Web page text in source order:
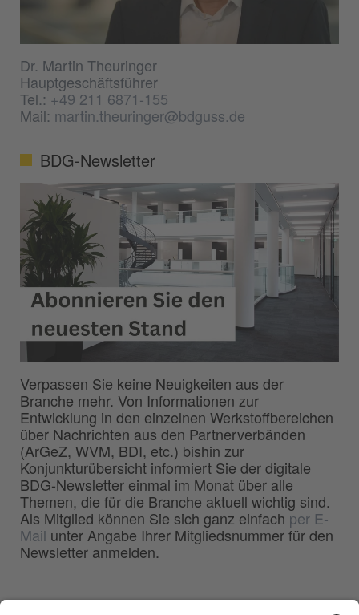
Dr. Martin Theuringer
Hauptgeschäftsführer
Tel.:+49 211 6871-155
Mail: martin.theuringer@bdguss.de
BDG-Newsletter
Verpassen Sie keine Neuigkeiten aus der
Branche mehr. Von Informationen zur
Entwicklung in den einzelnen Werkstoffbereichen
über Nachrichten aus den Partnerverbänden
(ArGeZ, WVM, BDI, etc.) bishin zur
Konjunkturübersicht informiert Sie der digitale
BDG-Newsletter einmal im Monat über alle
Themen, die für die Branche aktuell wichtig sind.
Als Mitglied können Sie sich ganz einfach per E-
Mail unter Angabe Ihrer Mitgliedsnummer für den
Newsletter anmelden.